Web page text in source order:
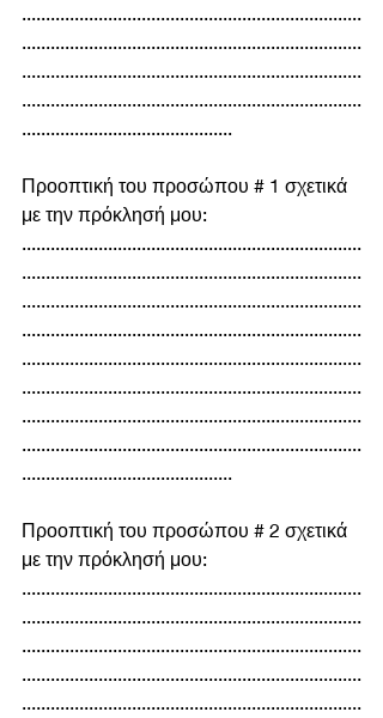
.......................................................................
.......................................................................
.......................................................................
.......................................................................
............................................
Προοπτική του προσώπου # 1 σχετικά
με την πρόκλησή μου:
.......................................................................
.......................................................................
.......................................................................
.......................................................................
.......................................................................
.......................................................................
.......................................................................
.......................................................................
............................................
Προοπτική του προσώπου # 2 σχετικά
με την πρόκλησή μου:
.......................................................................
.......................................................................
.......................................................................
.......................................................................
.......................................................................